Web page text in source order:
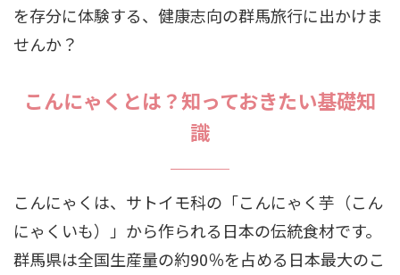
を存分に体験する、健康志向の群馬旅行に出かけま
せんか？
こんにゃくとは？知っておきたい基礎知
識
こんにゃくは、サトイモ科の「こんにゃく芋（こん
にゃくいも）」から作られる日本の伝統食材です。
群馬県は全国生産量の約90％を占める日本最大のこ